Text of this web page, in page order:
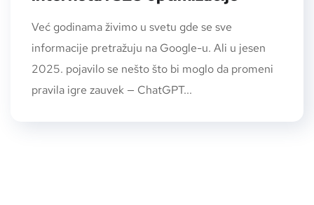
Već godinama živimo u svetu gde se sve
informacije pretražuju na Google-u. Ali u jesen
2025. pojavilo se nešto što bi moglo da promeni
pravila igre zauvek — ChatGPT...